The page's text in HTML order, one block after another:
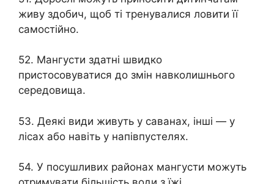
живу здобич, щоб ті тренувалися ловити її
самостійно.
52. Мангусти здатні швидко
пристосовуватися до змін навколишнього
середовища.
53. Деякі види живуть у саванах, інші — у
лісах або навіть у напівпустелях.
54. У посушливих районах мангусти можуть